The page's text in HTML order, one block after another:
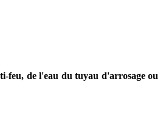
feu, de l'eau du tuyau d'arrosage ou